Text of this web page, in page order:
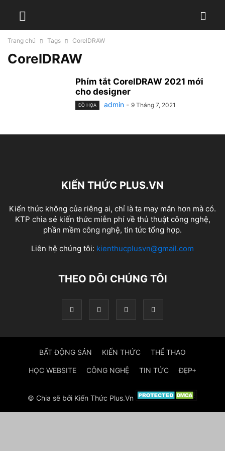
Trang chủ Tags CorelDRAW
CorelDRAW
Phím tắt CorelDRAW 2021 mới
cho designer
ĐỒ HỌA admin - 9 Tháng 7, 2021
KIẾN THỨC PLUS.VN
Kiến thức không của riêng ai, chỉ là ta may mắn hơn mà có.
KTP chia sẻ kiến thức miễn phí về thủ thuật công nghệ,
phần mềm công nghệ, tin tức tổng hợp.
Liên hệ chúng tôi: kienthucplusvn@gmail.com
THEO DÕI CHÚNG TÔI
BẤT ĐỘNG SẢN KIẾN THỨC THỂ THAO
HỌC WEBSITE CÔNG NGHỆ TIN TỨC ĐẸP+
© Chia sẽ bởi Kiến Thức Plus.Vn